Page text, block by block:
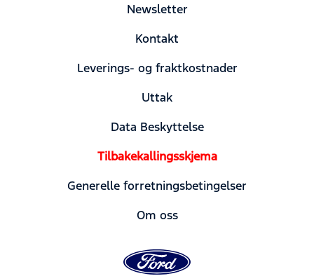
Newsletter
Kontakt
Leverings- og fraktkostnader
Uttak
Data Beskyttelse
Tilbakekallingsskjema
Generelle forretningsbetingelser
Om oss